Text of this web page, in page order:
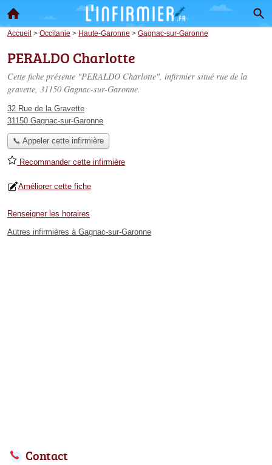
Accueil > Occitanie > Haute-Garonne > Gagnac-sur-Garonne
PERALDO Charlotte
Cette fiche présente "PERALDO Charlotte", infirmier situé rue de la
gravette, 31150 Gagnac-sur-Garonne.
32 Rue de la Gravette
31150 Gagnac-sur-Garonne
📞 Appeler cette infirmière
Recommander cette infirmière
Améliorer cette fiche
Renseigner les horaires
Autres infirmières à Gagnac-sur-Garonne
Contact